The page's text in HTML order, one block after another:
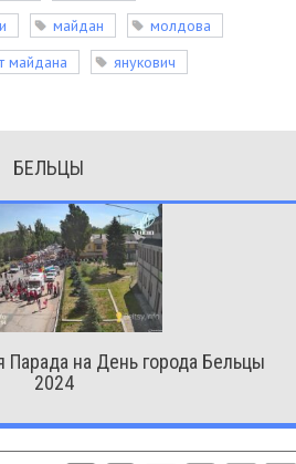
майдан
молдова
майдана янукович
БЕЛЬЦЫ
Парада на День города Бельцы
2024